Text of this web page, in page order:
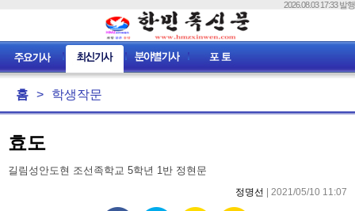
2026.08.03 17:33 발행
홈 > 학생작문
효도
길림성안도현 조선족학교 5학년 1반 정현문
정명선 | 2021/05/10 11:07